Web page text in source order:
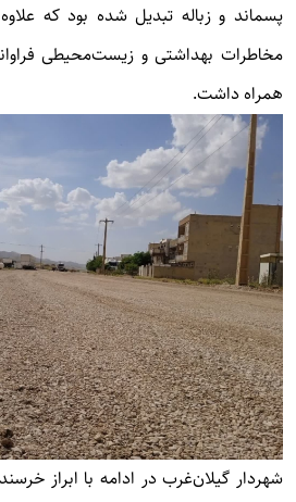
پسماند و زباله تبدیل شده بود که
مخاطرات بهداشتی و زیست‌محیطی
همراه داشت.
شهردار گیلان‌غرب در ادامه با ابراز